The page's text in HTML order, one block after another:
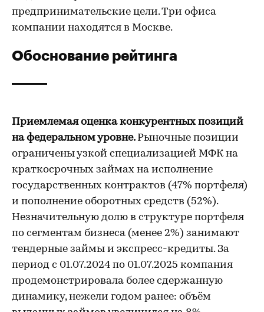
предпринимательские цели. Три офиса
компании находятся в Москве.
Обоснование рейтинга
Приемлемая оценка конкурентных позиций
на федеральном уровне. Рыночные позиции
ограничены узкой специализацией МФК на
краткосрочных займах на исполнение
государственных контрактов (47% портфеля)
и пополнение оборотных средств (52%).
Незначительную долю в структуре портфеля
по сегментам бизнеса (менее 2%) занимают
тендерные займы и экспресс-кредиты. За
период с 01.07.2024 по 01.07.2025 компания
продемонстрировала более сдержанную
динамику, нежели годом ранее: объём